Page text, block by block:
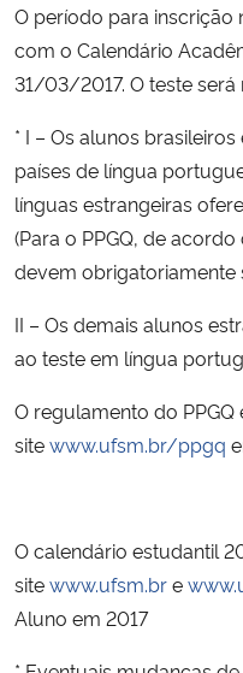
O período para inscrição
com o Calendário
31/03/2017. O teste
* I – Os alunos
países de língua
línguas estrangeiras
(Para o PPGQ, de
devem obrigatoriamente
II – Os demais alunos
ao teste em língua
O regulamento do
sitewww.ufsm.br/ppgq
O calendário estudantil
sitewww.ufsm.bre
Aluno em 2017